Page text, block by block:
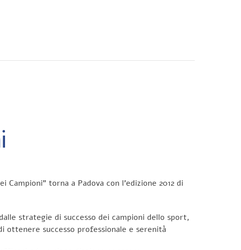
torna a Padova con l’edizione 2012 di
strategie di successo dei campioni dello sport,
successo professionale e serenità